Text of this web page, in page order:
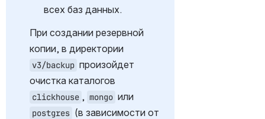
всех баз данных.
При создании резервной
v3/backup произойдет
clickhouse , mongo
postgres (в зависимости от